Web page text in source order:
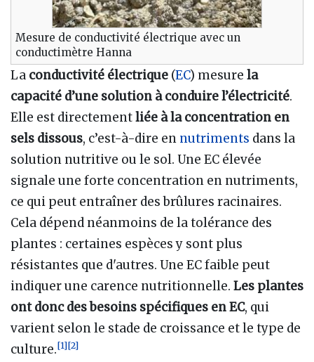
Mesure de conductivité électrique avec un
conductimètre Hanna
La conductivité électrique (EC) mesure la
capacité d’une solution à conduire l’électricité.
Elle est directementliée à la concentration en
sels dissous, c’est-à-dire en nutriments dans la
solution nutritive ou le sol. Une EC élevée
signale une forte concentration en nutriments,
ce qui peut entraîner des brûlures racinaires.
Cela dépend néanmoins de la tolérance des
plantes : certaines espèces y sont plus
résistantes que d'autres. Une EC faible peut
indiquer une carence nutritionnelle. Les plantes
ont donc des besoins spécifiques en EC, qui
varient selon le stade de croissance et le type de
culture.[1][2]